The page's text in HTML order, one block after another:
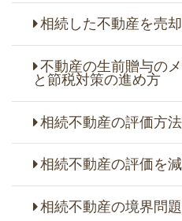
相続した不動産を売
不動産の生前贈与の
と節税対策の進め方
相続不動産の評価方法
相続不動産の評価を
相続不動産の境界問題